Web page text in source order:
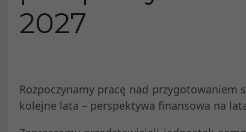
2027
Rozpoczynamy pracę nad przygotowaniem
kolejne lata – perspektywa finansowa na